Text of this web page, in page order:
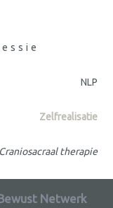
NLP
Zelfrealisatie
Craniosacraal therapie
Netwerk